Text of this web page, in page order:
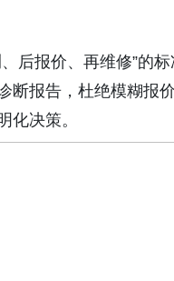
后报价、再维修”的
断报告，杜绝模糊报
化决策。